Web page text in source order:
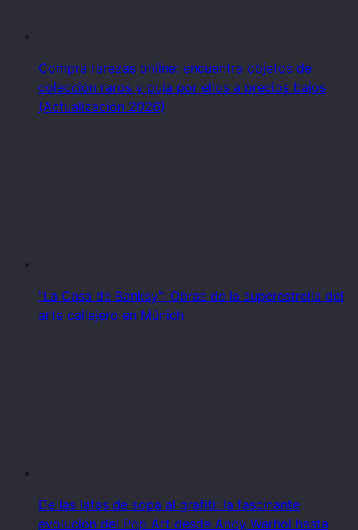
Compra rarezas online: encuentra objetos de
colección raros y puja por ellos a precios bajos
(Actualización 2026)
"La Casa de Banksy": Obras de la superestrella del
arte callejero en Múnich
De las latas de sopa al grafiti: la fascinante
evolución del Pop Art desde Andy Warhol hasta